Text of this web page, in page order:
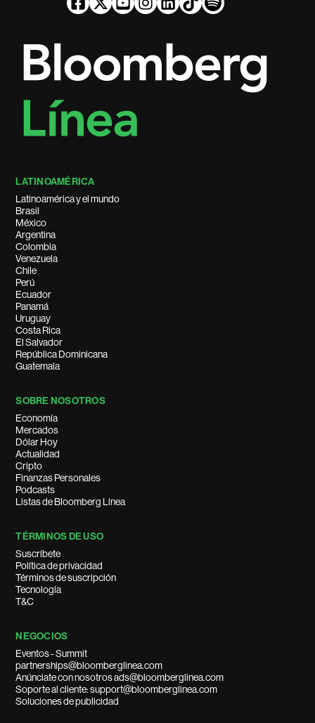
LATINOAMÉRICA
Latinoamérica y el mundo
Brasil
México
Argentina
Colombia
Venezuela
Chile
Perú
Ecuador
Panamá
Uruguay
Costa Rica
El Salvador
República Dominicana
Guatemala
SOBRE NOSOTROS
Economía
Mercados
Dólar Hoy
Actualidad
Cripto
Finanzas Personales
Podcasts
Listas de Bloomberg Línea
TÉRMINOS DE USO
Suscríbete
Política de privacidad
Términos de suscripción
Tecnología
T&C
NEGOCIOS
Eventos - Summit
partnerships@bloomberglinea.com
Anúnciate con nosotros ads@bloomberglinea.com
Soporte al cliente: support@bloomberglinea.com
Soluciones de publicidad